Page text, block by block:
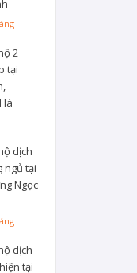
2
tại
dịch
ngủ tại
Ngọc
dịch
tại